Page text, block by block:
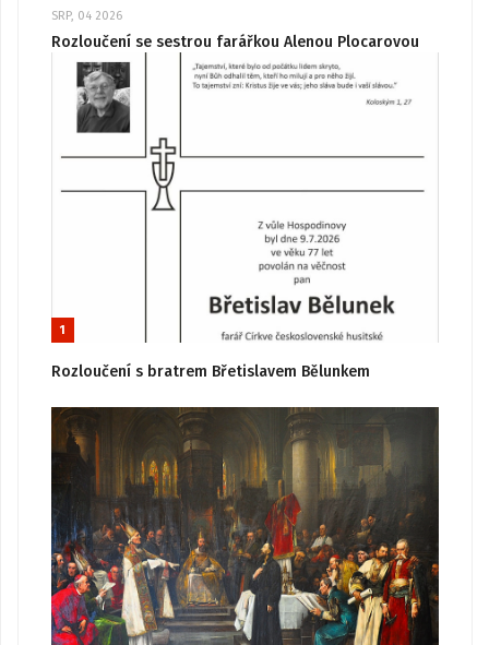
SRP, 04 2026
Rozloučení se sestrou farářkou Alenou Plocarovou
1
Rozloučení s bratrem Břetislavem Bělunkem